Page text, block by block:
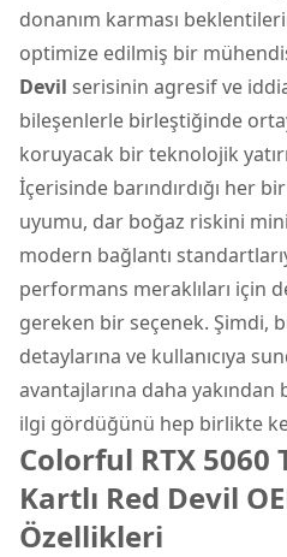
donanım karması
optimize edilmiş bir
Devil serisinin agresif ve
bileşenlerle birleştiğinde
koruyacak bir teknolojik
İçerisinde barındırdığı her
uyumu, dar boğaz riskini
modern bağlantı
performans meraklıları için
gereken bir seçenek. Şimdi,
detaylarına ve kullanıcıya
avantajlarına daha
ilgi gördüğünü hep birlikte
Colorful RTX 5060
Kartlı Red Devil
Özellikleri